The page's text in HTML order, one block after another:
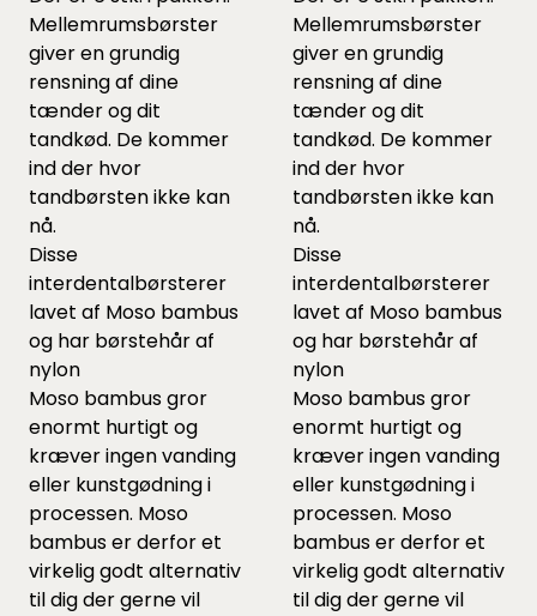
Mellemrumsbørster
giver en grundig
rensning af dine
tænder og dit
tandkød. De kommer
ind der hvor
tandbørsten ikke kan
nå.
Disse
interdentalbørsterer
lavet af Moso bambus
og har børstehår af
nylon
Moso bambus gror
enormt hurtigt og
kræver ingen vanding
eller kunstgødning i
processen. Moso
bambus er derfor et
virkelig godt alternativ
til dig der gerne vil
Mellemrumsbørster
giver en grundig
rensning af dine
tænder og dit
tandkød. De kommer
ind der hvor
tandbørsten ikke kan
nå.
Disse
interdentalbørsterer
lavet af Moso bambus
og har børstehår af
nylon
Moso bambus gror
enormt hurtigt og
kræver ingen vanding
eller kunstgødning i
processen. Moso
bambus er derfor et
virkelig godt alternativ
til dig der gerne vil